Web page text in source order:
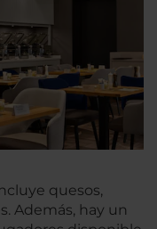
quesos,
Además, hay un